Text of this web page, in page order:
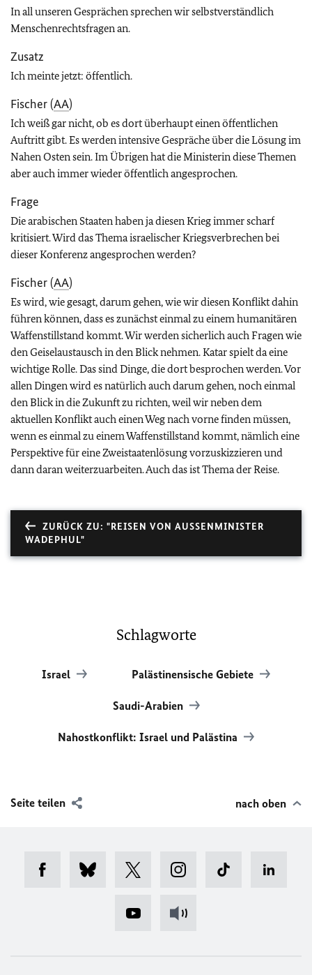
In all unseren Gesprächen sprechen wir selbstverständlich
Menschenrechtsfragen an.
Zusatz
Ich meinte jetzt: öffentlich.
Fischer (AA)
Ich weiß gar nicht, ob es dort überhaupt einen öffentlichen
Auftritt gibt. Es werden intensive Gespräche über die Lösung im
Nahen Osten sein. Im Übrigen hat die Ministerin diese Themen
aber auch immer wieder öffentlich angesprochen.
Frage
Die arabischen Staaten haben ja diesen Krieg immer scharf
kritisiert. Wird das Thema israelischer Kriegsverbrechen bei
dieser Konferenz angesprochen werden?
Fischer (AA)
Es wird, wie gesagt, darum gehen, wie wir diesen Konflikt dahin
führen können, dass es zunächst einmal zu einem humanitären
Waffenstillstand kommt. Wir werden sicherlich auch Fragen wie
den Geiselaustausch in den Blick nehmen. Katar spielt da eine
wichtige Rolle. Das sind Dinge, die dort besprochen werden. Vor
allen Dingen wird es natürlich auch darum gehen, noch einmal
den Blick in die Zukunft zu richten, weil wir neben dem
aktuellen Konflikt auch einen Weg nach vorne finden müssen,
wenn es einmal zu einem Waffenstillstand kommt, nämlich eine
Perspektive für eine Zweistaatenlösung vorzuskizzieren und
dann daran weiterzuarbeiten. Auch das ist Thema der Reise.
ZURÜCK ZU: "REISEN VON AUSSENMINISTER W
ADEPHUL"
Schlagworte
Israel Palästinensische Gebiete
Saudi-Arabien
Nahostkonflikt: Israel und Palästina
Seite teilen nach oben